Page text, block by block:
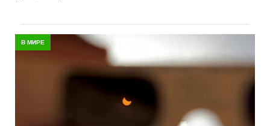
В МИРЕ